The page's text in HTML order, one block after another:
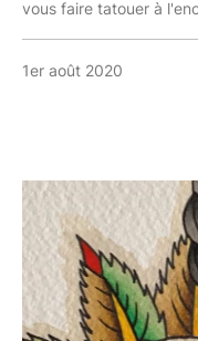
vous faire tatouer à
1er août 2020